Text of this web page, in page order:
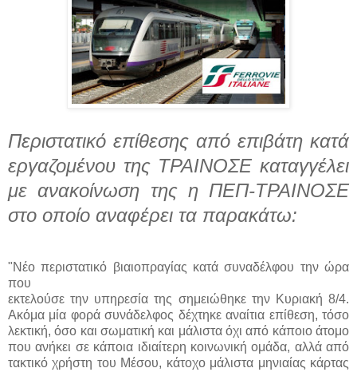
Περιστατικό επίθεσης από επιβάτη κατά
εργαζομένου της ΤΡΑΙΝΟΣΕ καταγγέλει
με ανακοίνωση της η ΠΕΠ-ΤΡΑΙΝΟΣΕ
στο οποίο αναφέρει τα παρακάτω:
"Νέο περιστατικό βιαιοπραγίας κατά συναδέλφου την ώρα
που
εκτελούσε την υπηρεσία της σημειώθηκε την Κυριακή 8/4.
Ακόμα μία φορά συνάδελφος δέχτηκε αναίτια επίθεση, τόσο
λεκτική, όσο και σωματική και μάλιστα όχι από κάποιο άτομο
που ανήκει σε κάποια ιδιαίτερη κοινωνική ομάδα, αλλά από
τακτικό χρήστη του Μέσου, κάτοχο μάλιστα μηνιαίας κάρτας